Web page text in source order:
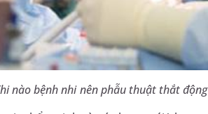
nào bệnh nhi nên phẫu thuật thắt